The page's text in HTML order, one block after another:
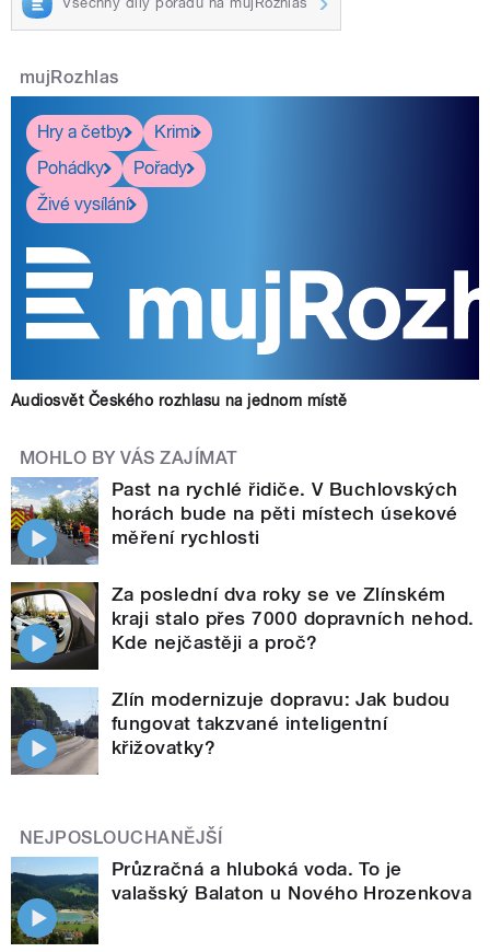
mujRozhlas
Hry a četby
Krimi
Pohádky
Pořady
Živé vysílání
Audiosvět Českého rozhlasu na jednom místě
MOHLO BY VÁS ZAJÍMAT
Past na rychlé řidiče. V Buchlovských
horách bude na pěti místech úsekové
měření rychlosti
Za poslední dva roky se ve Zlínském
kraji stalo přes 7000 dopravních nehod.
Kde nejčastěji a proč?
Zlín modernizuje dopravu: Jak budou
fungovat takzvané inteligentní
křižovatky?
NEJPOSLOUCHANĚJŠÍ
Průzračná a hluboká voda. To je
valašský Balaton u Nového Hrozenkova